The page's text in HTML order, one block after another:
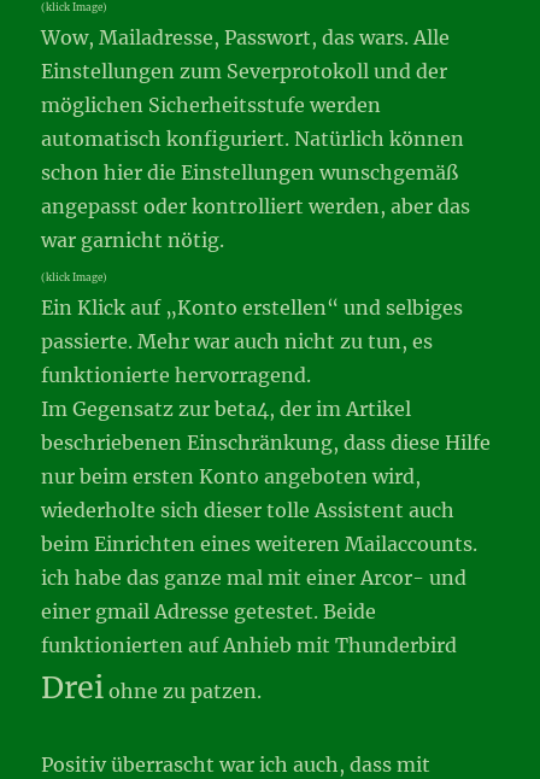
(klick Image)
Wow, Mailadresse, Passwort, das wars. Alle
Einstellungen zum Severprotokoll und der
möglichen Sicherheitsstufe werden
automatisch konfiguriert. Natürlich können
schon hier die Einstellungen wunschgemäß
angepasst oder kontrolliert werden, aber das
war garnicht nötig.
(klick Image)
Ein Klick auf „Konto erstellen“ und selbiges
passierte. Mehr war auch nicht zu tun, es
funktionierte hervorragend.
Im Gegensatz zur beta4, der im Artikel
beschriebenen Einschränkung, dass diese Hilfe
nur beim ersten Konto angeboten wird,
wiederholte sich dieser tolle Assistent auch
beim Einrichten eines weiteren Mailaccounts.
ich habe das ganze mal mit einer Arcor- und
einer gmail Adresse getestet. Beide
funktionierten auf Anhieb mit Thunderbird
Drei ohne zu patzen.
Positiv überrascht war ich auch, dass mit